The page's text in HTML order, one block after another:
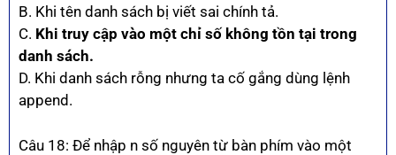
B. Khi tên danh sách bị viết sai chính tả.
C. Khi truy cập vào một chỉ số không tồn tại trong
danh sách.
D. Khi danh sách rỗng nhưng ta cố gắng dùng lệnh
append.
Câu 18: Để nhập n số nguyên từ bàn phím vào một